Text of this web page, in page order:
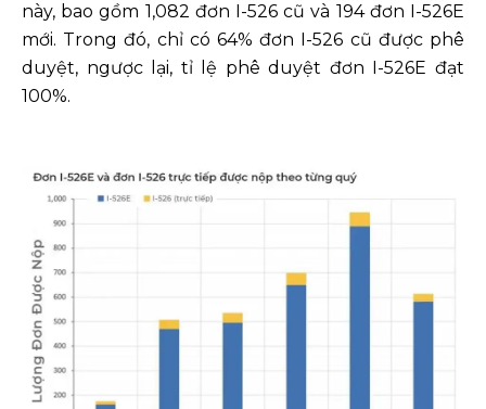
này, bao gồm 1,082 đơn I-526 cũ và 194 đơn I-526E
mới. Trong đó, chỉ có 64% đơn I-526 cũ được phê
duyệt, ngược lại, tỉ lệ phê duyệt đơn I-526E đạt
100%.